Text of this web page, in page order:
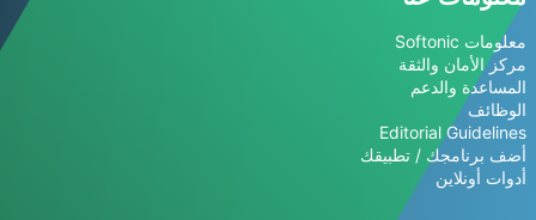
معلومات Softonic
مركز الأمان والثقة
المساعدة والدعم
الوظائف
Editorial Guidelines
أضف برنامجك / تطبيقك
أدوات أونلاين